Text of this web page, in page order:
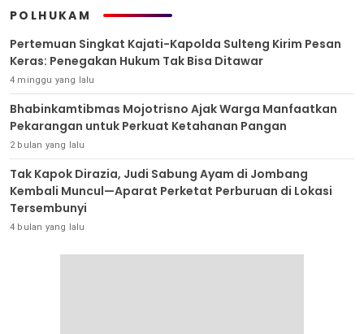
POLHUKAM
Pertemuan Singkat Kajati-Kapolda Sulteng Kirim Pesan
Keras: Penegakan Hukum Tak Bisa Ditawar
4 minggu yang lalu
Bhabinkamtibmas Mojotrisno Ajak Warga Manfaatkan
Pekarangan untuk Perkuat Ketahanan Pangan
2 bulan yang lalu
Tak Kapok Dirazia, Judi Sabung Ayam di Jombang
Kembali Muncul—Aparat Perketat Perburuan di Lokasi
Tersembunyi
4 bulan yang lalu